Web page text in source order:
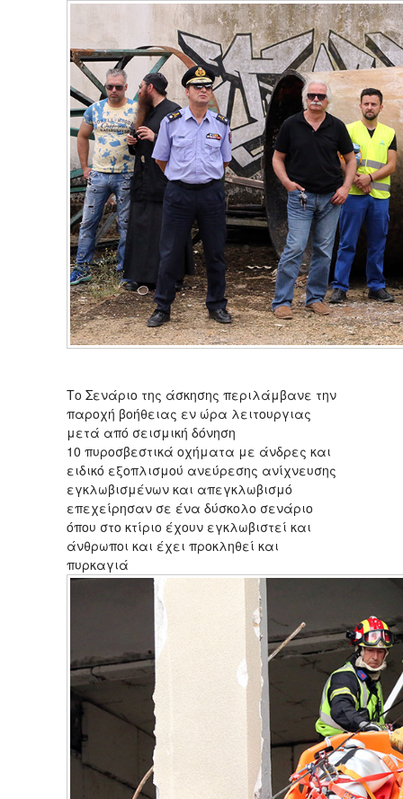
Το Σενάριο της άσκησης περιλάμβανε την
παροχή βοήθειας εν ώρα λειτουργιας
μετά από σεισμική δόνηση
10 πυροσβεστικά οχήματα με άνδρες και
ειδικό εξοπλισμού ανεύρεσης ανίχνευσης
εγκλωβισμένων και απεγκλωβισμό
επεχείρησαν σε ένα δύσκολο σενάριο
όπου στο κτίριο έχουν εγκλωβιστεί και
άνθρωποι και έχει προκληθεί και
πυρκαγιά